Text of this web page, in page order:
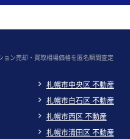
ョン売却・買取相場価格を匿名瞬間査定
札幌市中央区 不動産
札幌市白石区 不動産
札幌市西区 不動産
札幌市清田区 不動産